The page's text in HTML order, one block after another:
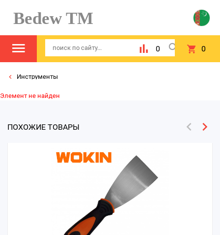
Bedew TM
0 0
Инструменты
Элемент не найден
ПОХОЖИЕ ТОВАРЫ